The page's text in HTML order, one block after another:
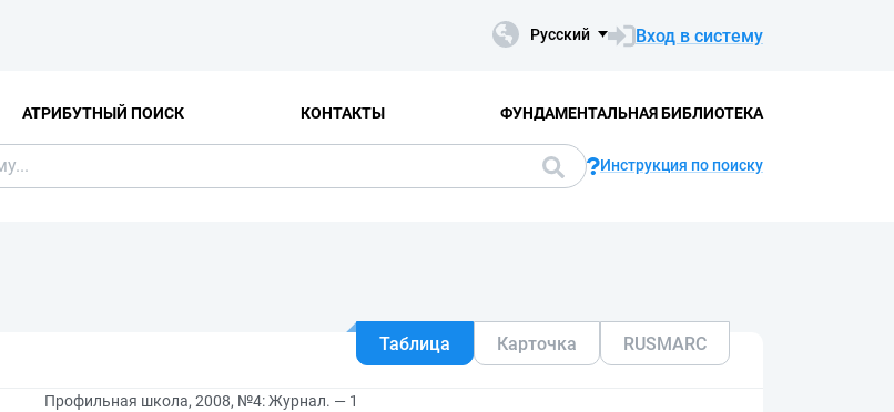
Русский Вход в систему
АТРИБУТНЫЙ ПОИСК КОНТАКТЫ ФУНДАМЕНТАЛЬНАЯ БИБЛИОТЕКА
Инструкция по поиску
Таблица Карточка RUSMARC
Профильная школа, 2008, №4: Журнал. — 1